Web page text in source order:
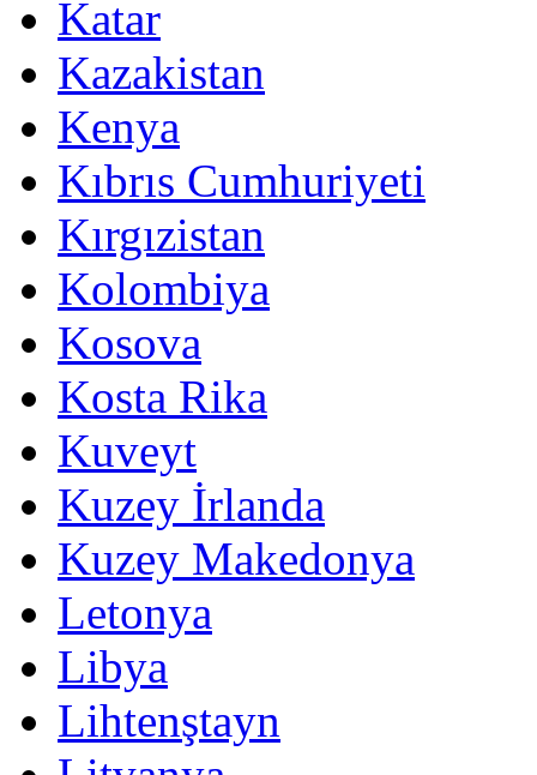
Katar
Kazakistan
Kenya
Kıbrıs Cumhuriyeti
Kırgızistan
Kolombiya
Kosova
Kosta Rika
Kuveyt
Kuzey İrlanda
Kuzey Makedonya
Letonya
Libya
Lihtenştayn